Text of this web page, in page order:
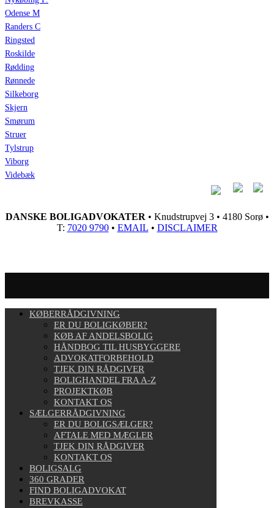
Odense M
Randers C
Ringsted
Roskilde
Rødding
Rønnede
Silkeborg
Skjern
Smørum
Struer
Tylstrup
Viborg
Videbæk
DANSKE BOLIGADVOKATER • Knudstrupvej 3 • 4180 Sorø •
T: 7020 9790• EMAIL • DISCLAIMER
KØBERRÅDGIVNING
ER DU BOLIGKØBER?
KØB AF ANDELSBOLIG
HÅNDBOG TIL HUSBYGGERE
ADVOKATFORBEHOLD
TJEK DIN RÅDGIVER
BOLIGHANDEL FRA A-Z
PROJEKTKØB
KONTAKT OS
SÆLGERRÅDGIVNING
ER DU BOLIGSÆLGER?
AFTALE MED MÆGLER
TJEK DIN RÅDGIVER
KONTAKT OS
BOLIGSALG
360 GRADER
FIND BOLIGADVOKAT
BREVKASSE